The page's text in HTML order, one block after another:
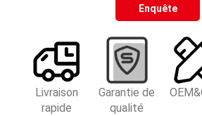
Enquête
Livraison
rapide
Garantie de
qualité